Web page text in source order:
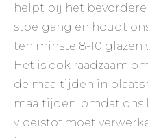
helpt bij het
stoelgang en houdt
ten minste 8-10 glazen
Het is ook raadzaam
de maaltijden in plaats
maaltijden, omdat ons
vloeistof moet